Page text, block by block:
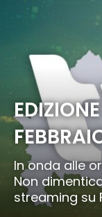
In onda alle
Non
streaming su